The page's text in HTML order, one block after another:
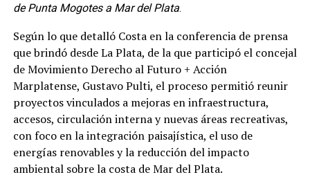
de Punta Mogotes a Mar del Plata.
Según lo que detalló Costa en la conferencia de prensa
que brindó desde La Plata, de la que participó el concejal
de Movimiento Derecho al Futuro + Acción
Marplatense, Gustavo Pulti, el proceso permitió reunir
proyectos vinculados a mejoras en infraestructura,
accesos, circulación interna y nuevas áreas recreativas,
con foco en la integración paisajística, el uso de
energías renovables y la reducción del impacto
ambiental sobre la costa de Mar del Plata.